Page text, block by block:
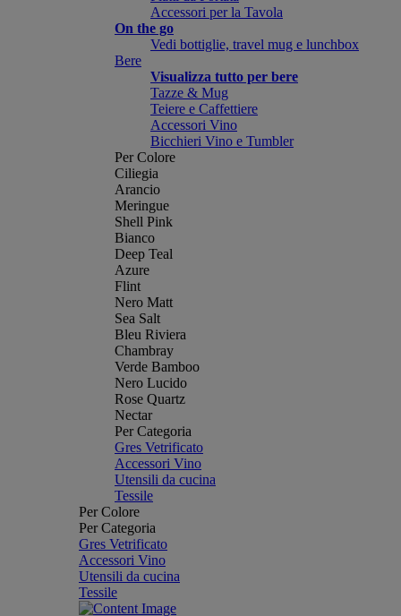
Accessori per la Tavola
On the go
Vedi bottiglie, travel mug e lunchbox
Bere
Visualizza tutto per bere
Tazze & Mug
Teiere e Caffettiere
Accessori Vino
Bicchieri Vino e Tumbler
Per Colore
Ciliegia
Arancio
Meringue
Shell Pink
Bianco
Deep Teal
Azure
Flint
Nero Matt
Sea Salt
Bleu Riviera
Chambray
Verde Bamboo
Nero Lucido
Rose Quartz
Nectar
Per Categoria
Gres Vetrificato
Accessori Vino
Utensili da cucina
Tessile
Per Colore
Per Categoria
Gres Vetrificato
Accessori Vino
Utensili da cucina
Tessile